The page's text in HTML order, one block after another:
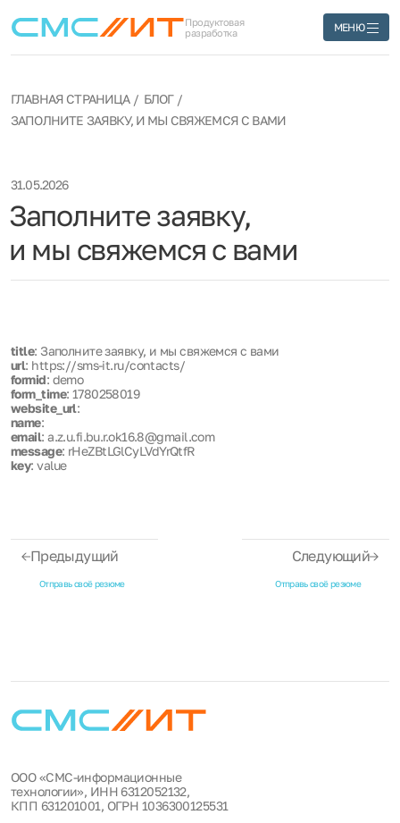
Продуктовая
разработка
МЕНЮ
ГЛАВНАЯ СТРАНИЦА
БЛОГ
ЗАПОЛНИТЕ ЗАЯВКУ, И МЫ СВЯЖЕМСЯ С ВАМИ
Заполните заявку,
и мы свяжемся с вами
31.05.2026
title: Заполните заявку, и мы свяжемся с вами
url: https://sms-it.ru/contacts/
formid: demo
form_time: 1780258019
website_url:
name:
email: a.z.u.fi.bu.r.ok16.8@gmail.com
message: rHeZBtLGlCyLVdYrQtfR
key: value
Предыдущий
Отправь своё резюме
Следующий
Отправь своё резюме
ООО «СМС-информационные
технологии», ИНН 6312052132,
КПП 631201001, ОГРН 1036300125531